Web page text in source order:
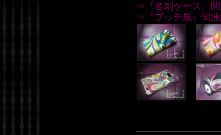
⇒『名刺ケース』
⇒『プッチ風』関